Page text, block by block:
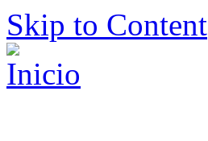
Skip to Content